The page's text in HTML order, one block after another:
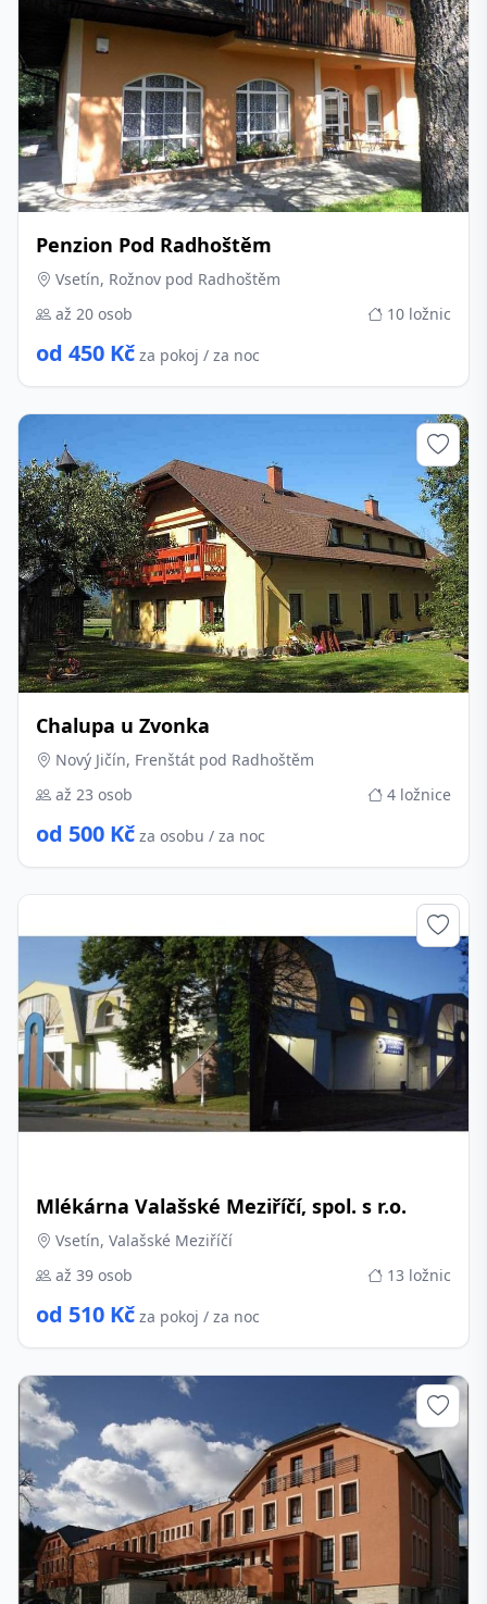
Penzion Pod Radhoštěm
Vsetín, Rožnov pod Radhoštěm
až 20 osob
10 ložnic
od 450 Kč za pokoj / za noc
Chalupa u Zvonka
Nový Jičín, Frenštát pod Radhoštěm
až 23 osob
4 ložnice
od 500 Kč za osobu / za noc
Mlékárna Valašské Meziříčí, spol. s r.o.
Vsetín, Valašské Meziříčí
až 39 osob
13 ložnic
od 510 Kč za pokoj / za noc